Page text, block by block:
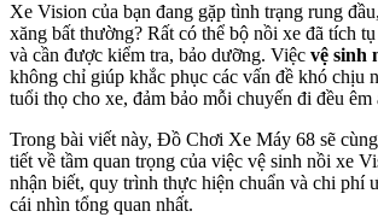
Xe Vision của bạn đang gặp tình trạng rung
xăng bất thường? Rất có thể bộ nồi xe đã tích
và cần được kiểm tra, bảo dưỡng. Việc vệ sinh
không chỉ giúp khắc phục các vấn đề khó chịu
tuổi thọ cho xe, đảm bảo mỗi chuyến đi đều êm
Trong bài viết này, Đồ Chơi Xe Máy 68 sẽ
tiết về tầm quan trọng của việc vệ sinh nồi xe
nhận biết, quy trình thực hiện chuẩn và chi phí
cái nhìn tổng quan nhất.